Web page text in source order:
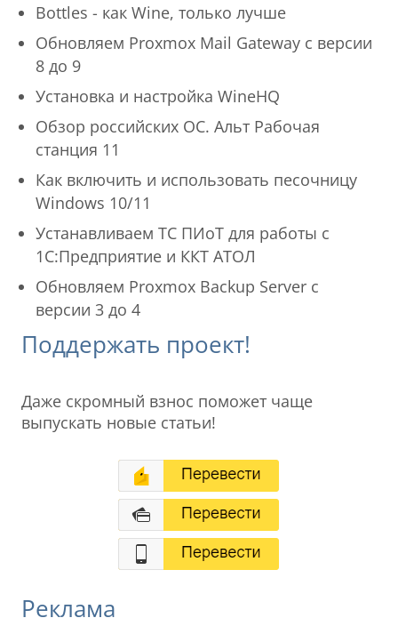
Bottles - как Wine, только лучше
Обновляем Proxmox Mail Gateway с версии
8 до 9
Установка и настройка WineHQ
Обзор российских ОС. Альт Рабочая
станция 11
Как включить и использовать песочницу
Windows 10/11
Устанавливаем ТС ПИоТ для работы с
1С:Предприятие и ККТ АТОЛ
Обновляем Proxmox Backup Server с
версии 3 до 4
Поддержать проект!
Даже скромный взнос поможет чаще
выпускать новые статьи!
Реклама